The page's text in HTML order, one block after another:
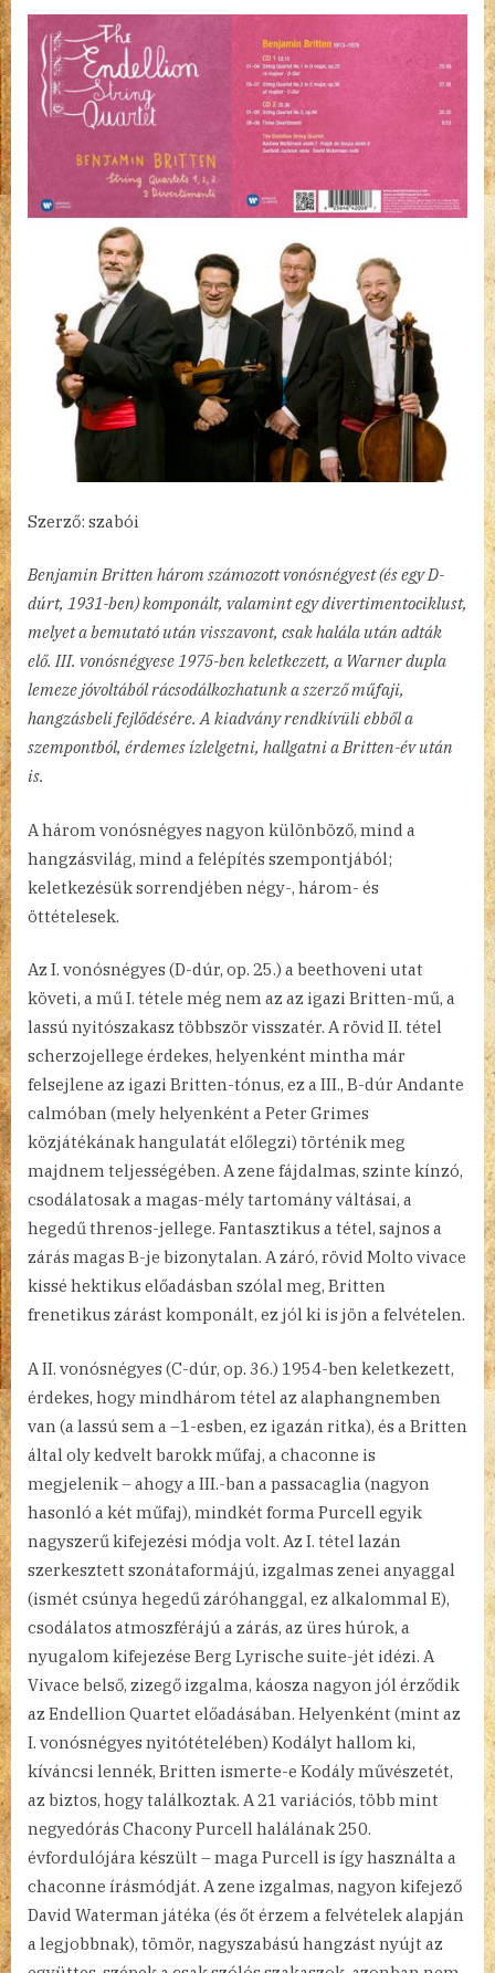
a
vonósnégyes
Szerző: szabói
Benjamin Britten három számozott vonósnégyest (és egy D-
dúrt, 1931-ben) komponált, valamint egy divertimentociklust,
melyet a bemutató után visszavont, csak halála után adták
elő. III. vonósnégyese 1975-ben keletkezett, a Warner dupla
lemeze jóvoltából rácsodálkozhatunk a szerző műfaji,
hangzásbeli fejlődésére. A kiadvány rendkívüli ebből a
szempontból, érdemes ízlelgetni, hallgatni a Britten-év után
is.
A három vonósnégyes nagyon különböző, mind a
hangzásvilág, mind a felépítés szempontjából;
keletkezésük sorrendjében négy-, három- és
öttételesek.
Az I. vonósnégyes (D-dúr, op. 25.) a beethoveni utat
követi, a mű I. tétele még nem az az igazi Britten-mű, a
lassú nyitószakasz többször visszatér. A rövid II. tétel
scherzojellege érdekes, helyenként mintha már
felsejlene az igazi Britten-tónus, ez a III., B-dúr Andante
calmóban (mely helyenként a Peter Grimes
közjátékának hangulatát előlegzi) történik meg
majdnem teljességében. A zene fájdalmas, szinte kínzó,
csodálatosak a magas-mély tartomány váltásai, a
hegedű threnos-jellege. Fantasztikus a tétel, sajnos a
zárás magas B-je bizonytalan. A záró, rövid Molto vivace
kissé hektikus előadásban szólal meg, Britten
frenetikus zárást komponált, ez jól ki is jön a felvételen.
A II. vonósnégyes (C-dúr, op. 36.) 1954-ben keletkezett,
érdekes, hogy mindhárom tétel az alaphangnemben
van (a lassú sem a –1-esben, ez igazán ritka), és a Britten
által oly kedvelt barokk műfaj, a chaconne is
megjelenik – ahogy a III.-ban a passacaglia (nagyon
hasonló a két műfaj), mindkét forma Purcell egyik
nagyszerű kifejezési módja volt. Az I. tétel lazán
szerkesztett szonátaformájú, izgalmas zenei anyaggal
(ismét csúnya hegedű záróhanggal, ez alkalommal E),
csodálatos atmoszférájú a zárás, az üres húrok, a
nyugalom kifejezése Berg Lyrische suite-jét idézi. A
Vivace belső, zizegő izgalma, káosza nagyon jól érződik
az Endellion Quartet előadásában. Helyenként (mint az
I. vonósnégyes nyitótételében) Kodályt hallom ki,
kíváncsi lennék, Britten ismerte-e Kodály művészetét,
az biztos, hogy találkoztak. A 21 variációs, több mint
negyedórás Chacony Purcell halálának 250.
évfordulójára készült – maga Purcell is így használta a
chaconne írásmódját. A zene izgalmas, nagyon kifejező
David Waterman játéka (és őt érzem a felvételek alapján
a legjobbnak), tömör, nagyszabású hangzást nyújt az